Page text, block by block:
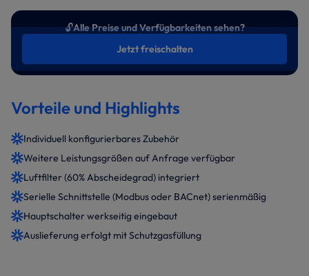
🔓Alle Preise und Verfügbarkeiten sehen?
Jetzt freischalten
Vorteile und Highlights
Individuell konfigurierbares Zubehör
Weitere Leistungsgrößen auf Anfrage verfügbar
Luftfilter (60% Abscheidegrad) integriert
Serielle Schnittstelle (Modbus oder BACnet) serienmäßig
Hauptschalter werkseitig eingebaut
Auslieferung erfolgt mit Schutzgasfüllung